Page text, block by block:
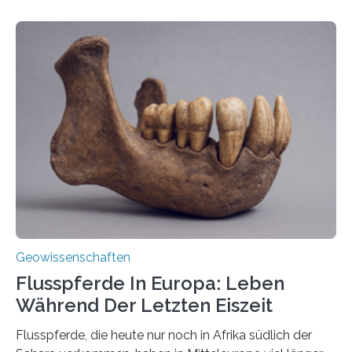
erzeugt durch Magma oder Gase, die sich durch
Schlote einen Weg nach oben bahnen? Jun.-Prof. Dr.
Miriam Christina Reiss, Vulkanseismologin an der
Johannes Gutenberg-Universität Mainz (JGU), und ihr
Team haben am Vulkan Oldoinyo Lengai in Tansania
solche Tremore lokalisiert. „Wir konnten die Tremore
nicht nur nachweisen, sondern ihren Ort in…
Geowissenschaften
Flusspferde In Europa: Leben
Während Der Letzten Eiszeit
Flusspferde, die heute nur noch in Afrika südlich der